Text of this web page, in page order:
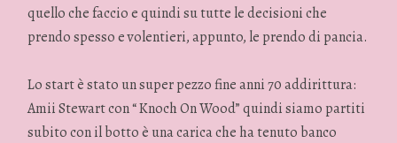
quello che faccio e quindi su tutte le decisioni che
prendo spesso e volentieri, appunto, le prendo di pancia.
Lo start è stato un super pezzo fine anni 70 addirittura:
Amii Stewart con “ Knoch On Wood” quindi siamo partiti
subito con il botto è una carica che ha tenuto banco